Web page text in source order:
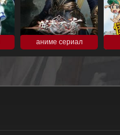
аниме сериал